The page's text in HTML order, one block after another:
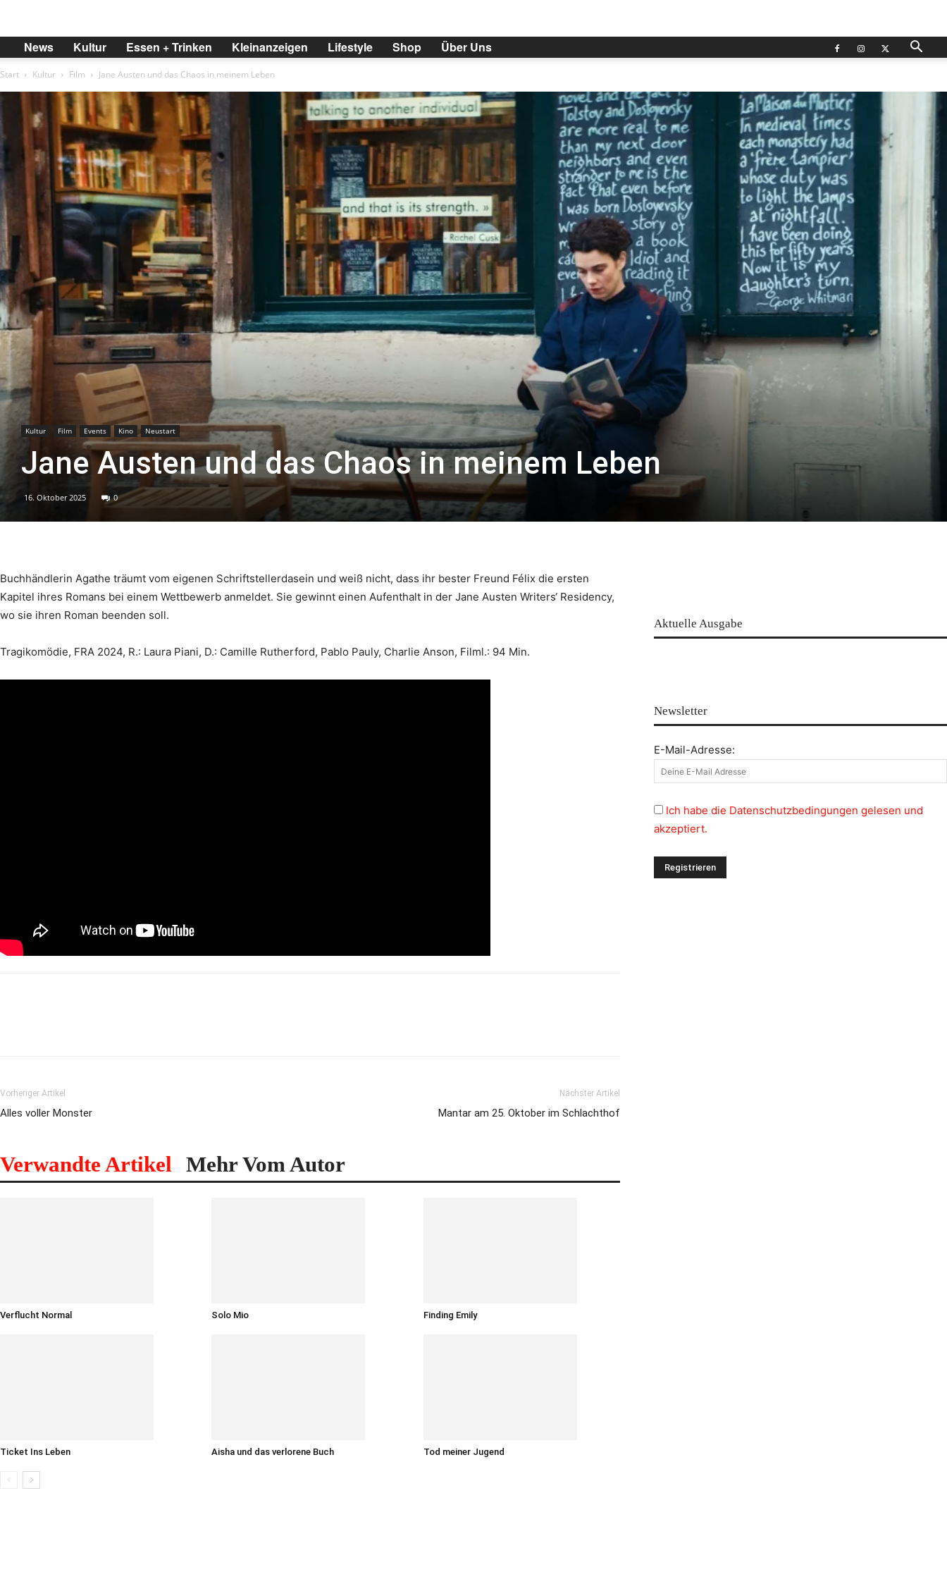
News Kultur Essen + Trinken Kleinanzeigen Lifestyle Shop Über Uns
Start Kultur Film Jane Austen und das Chaos in meinem Leben
Kultur Film Events Kino Neustart
Jane Austen und das Chaos in meinem Leben
16. Oktober 2025 0
Buchhändlerin Agathe träumt vom eigenen Schriftstellerdasein und weiß nicht, dass ihr bester Freund Félix die ersten
Kapitel ihres Romans bei einem Wettbewerb anmeldet. Sie gewinnt einen Aufenthalt in der Jane Austen Writers‘ Residency,
wo sie ihren Roman beenden soll.
Tragikomödie, FRA 2024, R.: Laura Piani, D.: Camille Rutherford, Pablo Pauly, Charlie Anson, Filml.: 94 Min.
Vorheriger Artikel
Alles voller Monster
Nächster Artikel
Mantar am 25. Oktober im Schlachthof
Verwandte Artikel Mehr Vom Autor
Verflucht Normal Solo Mio Finding Emily
Ticket Ins Leben Aisha und das verlorene Buch Tod meiner Jugend
Aktuelle Ausgabe
Newsletter
E-Mail-Adresse:
Ich habe die Datenschutzbedingungen gelesen und
akzeptiert.